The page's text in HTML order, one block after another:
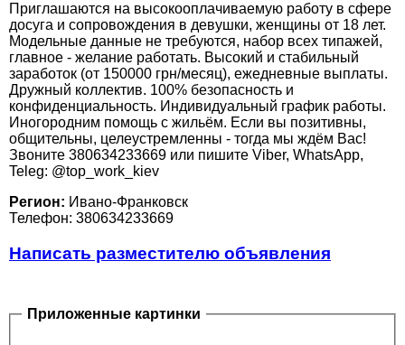
Приглашаются на высокооплачиваемую работу в сфере
досуга и сопровождения в девушки, женщины от 18 лет.
Модельные данные не требуются, набор всех типажей,
главное - желание работать. Высокий и стабильный
заработок (от 150000 грн/месяц), ежедневные выплаты.
Дружный коллектив. 100% безопасность и
конфиденциальность. Индивидуальный график работы.
Иногородним помощь с жильём. Если вы позитивны,
общительны, целеустремленны - тогда мы ждём Вас!
Звоните 380634233669 или пишите Viber, WhatsApp,
Teleg: @top_work_kiev
Регион: Ивано-Франковск
Телефон: 380634233669
Написать разместителю объявления
Приложенные картинки